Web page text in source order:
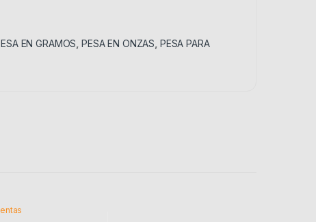
EN GRAMOS PESA EN ONZAS PESA PARA